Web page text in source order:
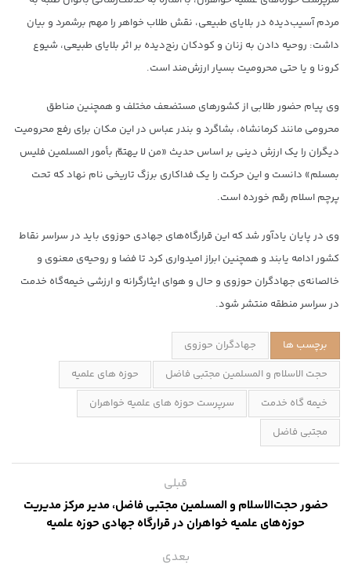
مردم آسیب‌دیده در بلایای طبیعی، نقش طلاب خواهر را مهم برشمرد و بیان
داشت: روحیه دادن به زنان و کودکان رنج‌دیده بر اثر بلایای طبیعی، شیوع
کرونا و یا حتی محرومیت بسیار ارزش‌مند است.
وی پیام حضور طلابی از کشورهای مستضعف مختلف و همچنین مناطق
محرومی مانند کرمانشاه، بشاگرد و بندر عباس در این مکان برای رفع محرومیت
دیگران را یک ارزش دینی بر اساس حدیث «من لا یهتمّ بأمور المسلمین فلیس
بمسلم» دانست و این حرکت را یک فداکاری برزگ تاریخی نام نهاد که تحت
پرچم اسلام رقم خورده است.
وی در پایان یادآور شد که این قرارگاه‌های جهادی حوزوی باید در سراسر نقاط
کشور ادامه یابند و همچنین ابراز امیدواری کرد تا فضا و روحیه‌ی معنوی و
خالصانه‌ی جهادگران حوزوی و حال و هوای ایثارگرانه و ارزشی خیمه‌گاه خدمت
در سراسر منطقه منتشر شود.
برچسب ها
جهادگران حوزوی
حجت الاسلام و المسلمین مجتبی فاضل
حوزه های علمیه
خیمه گاه خدمت
سرپرست حوزه های علمیه خواهران
مجتبی فاضل
قبلی
حضور حجت‌الاسلام و المسلمین مجتبی فاضل، مدیر مرکز مدیریت
حوزه‌های علمیه خواهران در قرارگاه جهادی حوزه علمیه
بعدی